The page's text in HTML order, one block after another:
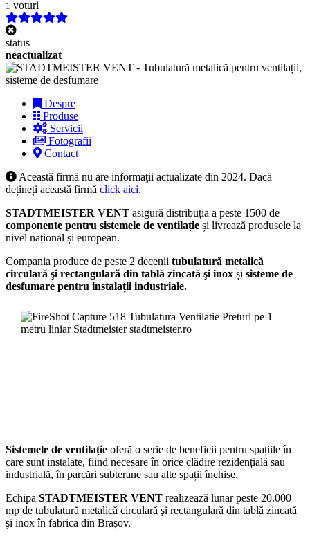
1 voturi
status
neactualizat
Despre
Produse
Servicii
Fotografii
Contact
Această firmă nu are informaţii actualizate din 2024. Dacă
dețineți această firmă click aici.
STADTMEISTER VENT asigură distribuția a peste 1500 de
componente pentru sistemele de ventilație și livrează produsele la
nivel național și european.
Compania produce de peste 2 decenii tubulatură metalică
circulară şi rectangulară din tablă zincată şi inox și sisteme de
desfumare pentru instalații industriale.
Sistemele de ventilație oferă o serie de beneficii pentru spațiile în
care sunt instalate, fiind necesare în orice clădire rezidențială sau
industrială, în parcări subterane sau alte spații închise.
Echipa STADTMEISTER VENT realizează lunar peste 20.000
mp de tubulatură metalică circulară şi rectangulară din tablă zincată
şi inox în fabrica din Brașov.